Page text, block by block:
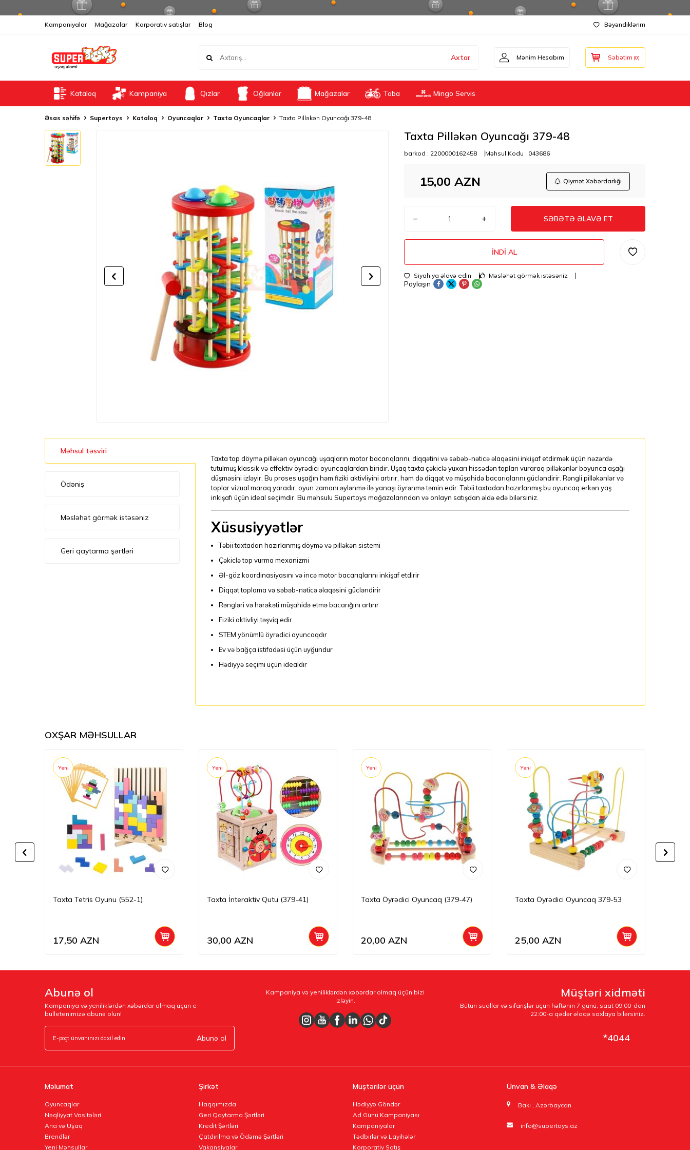
Kampaniyalar Mağazalar Korporativ satışlar Blog Bəyəndiklərim
Axtar Mənim Hesabım Səbətim (0)
Kataloq Kampaniya Qızlar Oğlanlar Mağazalar Toba Mingo Servis
Əsas səhifə Supertoys Kataloq Oyuncaqlar Taxta Oyuncaqlar Taxta Pilləkən Oyuncağı 379-48
Taxta Pilləkən Oyuncağı 379-48
barkod : 2200000162458 Məhsul Kodu : 043686
15,00 AZN Qiymət Xəbərdarlığı
SƏBƏTƏ ƏLAVƏ ET
İNDI AL
Siyahıya əlavə edin Məsləhət görmək istəsəniz
Paylaşın
Məhsul təsviri
Ödəniş
Məsləhət görmək istəsəniz
Geri qaytarma şərtləri
Taxta top döymə pilləkən oyuncağı uşaqların motor bacarıqlarını, diqqətini və səbəb-nəticə əlaqəsini inkişaf etdirmək üçün nəzərdə
tutulmuş klassik və effektiv öyrədici oyuncaqlardan biridir. Uşaq taxta çəkiclə yuxarı hissədən topları vuraraq pilləkənlər boyunca aşağı
düşməsini izləyir. Bu proses uşağın həm fiziki aktivliyini artırır, həm də diqqət və müşahidə bacarıqlarını gücləndirir. Rəngli pilləkənlər və
toplar vizual maraq yaradır, oyun zamanı əylənmə ilə yanaşı öyrənmə təmin edir. Təbii taxtadan hazırlanmış bu oyuncaq erkən yaş
inkişafı üçün ideal seçimdir. Bu məhsulu Supertoys mağazalarından və onlayn satışdan əldə edə bilərsiniz.
Xüsusiyyətlər
Təbii taxtadan hazırlanmış döymə və pilləkən sistemi
Çəkiclə top vurma mexanizmi
Əl-göz koordinasiyasını və incə motor bacarıqlarını inkişaf etdirir
Diqqət toplama və səbəb-nəticə əlaqəsini gücləndirir
Rəngləri və hərəkəti müşahidə etmə bacarığını artırır
Fiziki aktivliyi təşviq edir
STEM yönümlü öyrədici oyuncaqdır
Ev və bağça istifadəsi üçün uyğundur
Hədiyyə seçimi üçün idealdır
OXŞAR MƏHSULLAR
Yeni
Taxta Tetris Oyunu (552-1)
17,50 AZN
Yeni
Taxta İnteraktiv Qutu (379-41)
30,00 AZN
Yeni
Taxta Öyrədici Oyuncaq (379-47)
20,00 AZN
Yeni
Taxta Öyrədici Oyuncaq 379-53
25,00 AZN
Abunə ol
Kampaniya və yeniliklərdən xəbərdar olmaq üçün e-
bülletenimizə abunə olun!
Abunə ol
Kampaniya və yeniliklərdən xəbərdar olmaq üçün bizi
izləyin.
Müştəri xidməti
Bütün suallar və sifarişlər üçün həftənin 7 günü, saat 09:00-dan
22:00-a qədər əlaqə saxlaya bilərsiniz.
*4044
Məlumat
Oyuncaqlar
Nəqliyyat Vasitələri
Ana və Uşaq
Brendlər
Yeni Məhsullar
Şirkət
Haqqımızda
Geri Qaytarma Şərtləri
Kredit Şərtləri
Çatdırılma və Ödəmə Şərtləri
Vakansiyalar
Müştərilər üçün
Hədiyyə Göndər
Ad Günü Kampaniyası
Kampaniyalar
Tədbirlər və Layihələr
Korporativ Satış
Ünvan & Əlaqə
Bakı , Azərbaycan
info@supertoys.az